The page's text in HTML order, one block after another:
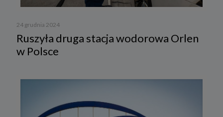
24 grudnia 2024
Ruszyła druga stacja wodorowa Orlen
w Polsce